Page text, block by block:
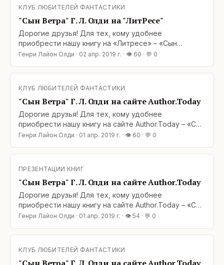
ждет вас: Авторский сайт «Мир Олди»:
КЛУБ ЛЮБИТЕЛЕЙ ФАНТАСТИКИ
"Сын Ветра" Г. Л. Олди на "ЛитРесе"
Дорогие друзья! Для тех, кому удобнее
приобрести нашу книгу на «Литресе» – «Сын
Ветра», 3-я книга романа Г. Л. Олди «Блудный сын»,
oldi/syn-vetra/ Напоминаем, что «Сын ветра» также
ждет вас: Авторский сайт «Мир Олди»:
Генри Лайон Олди · 02 апр. 2019 г. · 👁 60 · 💬 0
КЛУБ ЛЮБИТЕЛЕЙ ФАНТАСТИКИ
"Сын Ветра" Г. Л. Олди на сайте Author.Today
Дорогие друзья! Для тех, кому удобнее
приобрести нашу книгу на сайте Author.Today – «Сын
Ветра», 3-я книга романа Г. Л. Олди «Блудный сын»,
Добро пожаловать!&lt;br /
Генри Лайон Олди · 01 апр. 2019 г. · 👁 60 · 💬 0
ПРЕЗЕНТАЦИИ КНИГ
"Сын Ветра" Г. Л. Олди на сайте Author.Today
Дорогие друзья! Для тех, кому удобнее
приобрести нашу книгу на сайте Author.Today – «Сын
Ветра», 3-я книга романа Г. Л. Олди «Блудный сын»,
Добро пожаловать!&lt;br /
Генри Лайон Олди · 01 апр. 2019 г. · 👁 54 · 💬 0
КЛУБ ЛЮБИТЕЛЕЙ ФАНТАСТИКИ